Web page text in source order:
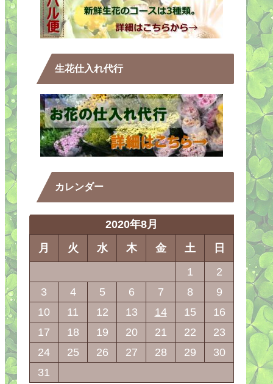
生花仕入れ代行
カレンダー
2020年8月
月
火 水 木 金 土
日
1
2
3
4 5 6 7 8
9
10
11 12 13 14 15
16
17
18 19 20 21 22
23
24
25 26 27 28 29
30
31